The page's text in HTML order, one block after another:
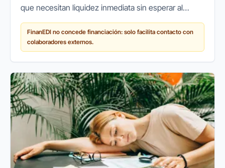
que necesitan liquidez inmediata sin esperar al
vencimiento de sus cobros. Aunque es una solución
eficaz, muchas veces su...
FinanEDI no concede financiación: solo facilita contacto con
colaboradores externos.